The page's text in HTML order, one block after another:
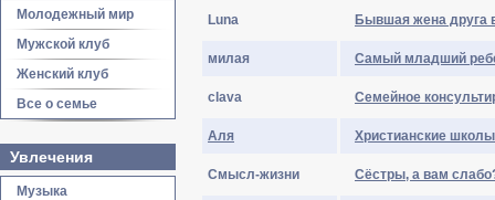
Молодежный мир
Мужской клуб
Женский клуб
Все о семье
Увлечения
Музыка
Luna Бывшая жена друга
милaя Самый младший
clava Семейное
Аля Христианские
Cмыcл-жизни Сёстры, а вам